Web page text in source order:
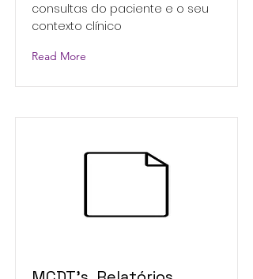
consultas do paciente e o seu
contexto clínico
Read More